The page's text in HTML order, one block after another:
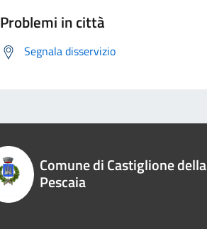
Problemi in città
Segnala disservizio
Comune di Castiglione della
Pescaia